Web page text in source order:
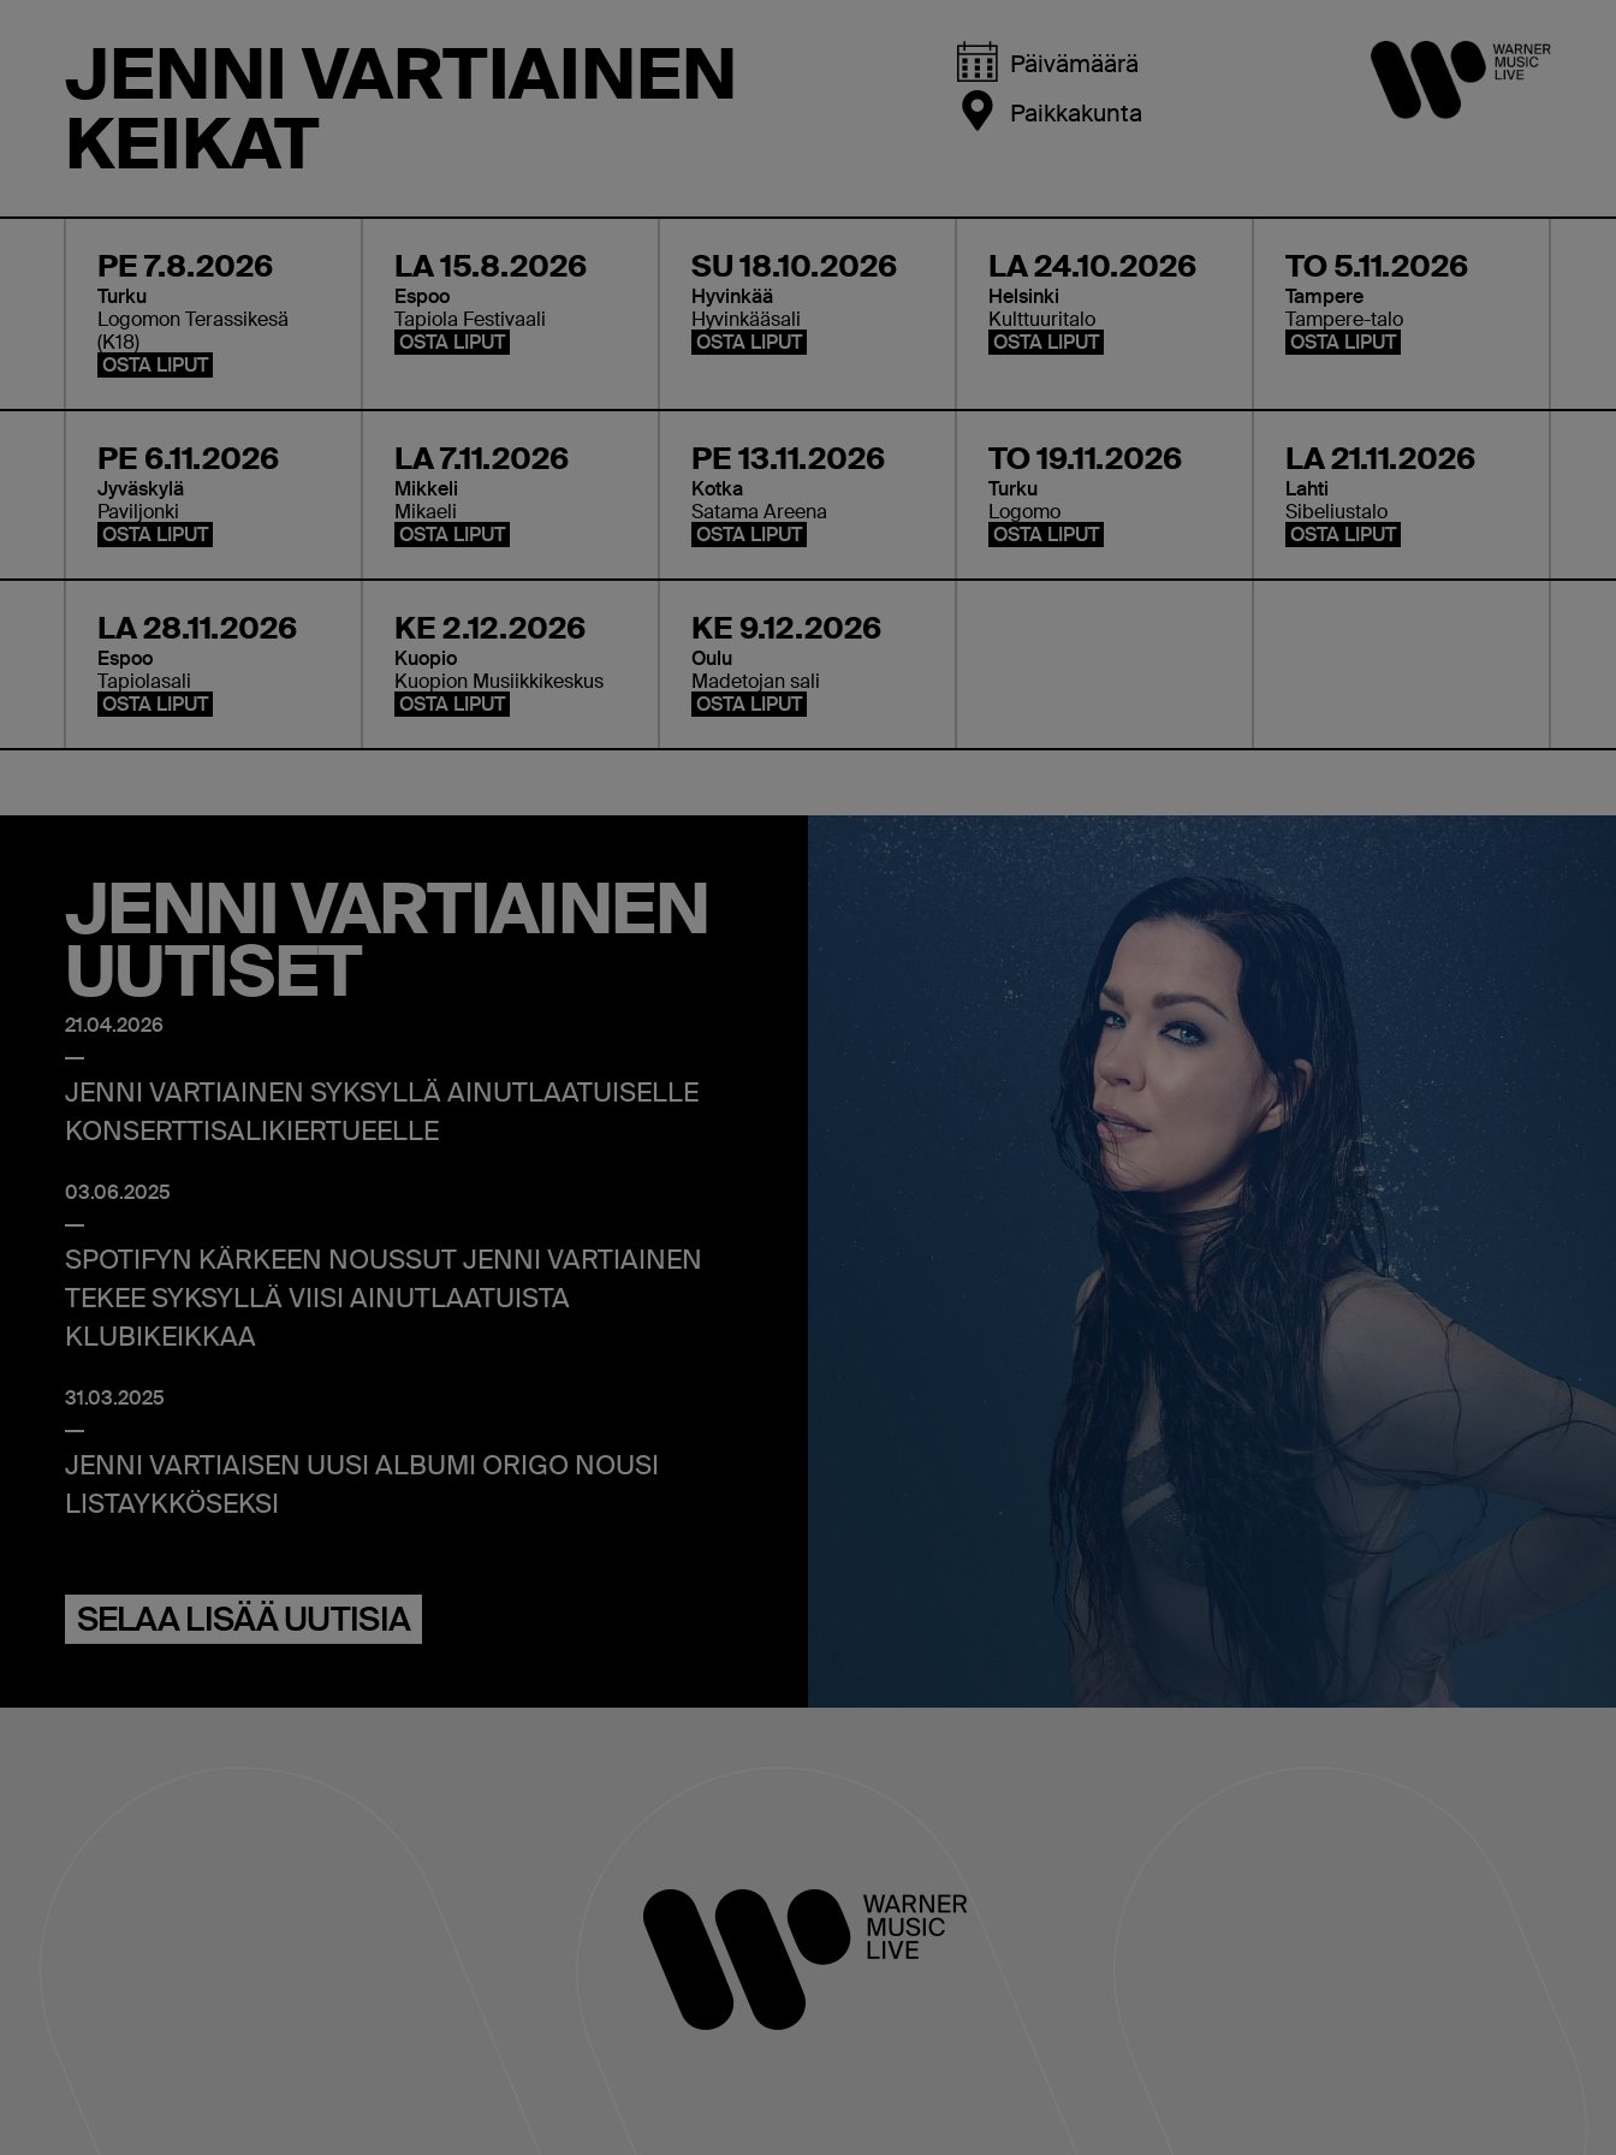
nimetylleVedenalaista -konserttisalikiertueelle ympäri
Suomen.
JENNI VARTIAINEN
KEIKAT
Päivämäärä
Paikkakunta
PE 7.8.2026
Turku
Logomon Terassikesä
(K18)
OSTA LIPUT
LA 15.8.2026
Espoo
Tapiola Festivaali
OSTA LIPUT
SU 18.10.2026
Hyvinkää
Hyvinkääsali
OSTA LIPUT
LA 24.10.2026
Helsinki
Kulttuuritalo
OSTA LIPUT
TO 5.11.2026
Tampere
Tampere-talo
OSTA LIPUT
PE 6.11.2026
Jyväskylä
Paviljonki
OSTA LIPUT
LA 7.11.2026
Mikkeli
Mikaeli
OSTA LIPUT
PE 13.11.2026
Kotka
Satama Areena
OSTA LIPUT
TO 19.11.2026
Turku
Logomo
OSTA LIPUT
LA 21.11.2026
Lahti
Sibeliustalo
OSTA LIPUT
LA 28.11.2026
Espoo
Tapiolasali
OSTA LIPUT
KE 2.12.2026
Kuopio
Kuopion Musiikkikeskus
OSTA LIPUT
KE 9.12.2026
Oulu
Madetojan sali
OSTA LIPUT
JENNI VARTIAINEN
UUTISET
21.04.2026
JENNI VARTIAINEN SYKSYLLÄ AINUTLAATUISELLE
KONSERTTISALIKIERTUEELLE
03.06.2025
SPOTIFYN KÄRKEEN NOUSSUT JENNI VARTIAINEN
TEKEE SYKSYLLÄ VIISI AINUTLAATUISTA
KLUBIKEIKKAA
31.03.2025
JENNI VARTIAISEN UUSI ALBUMI ORIGO NOUSI
LISTAYKKÖSEKSI
SELAA LISÄÄ UUTISIA